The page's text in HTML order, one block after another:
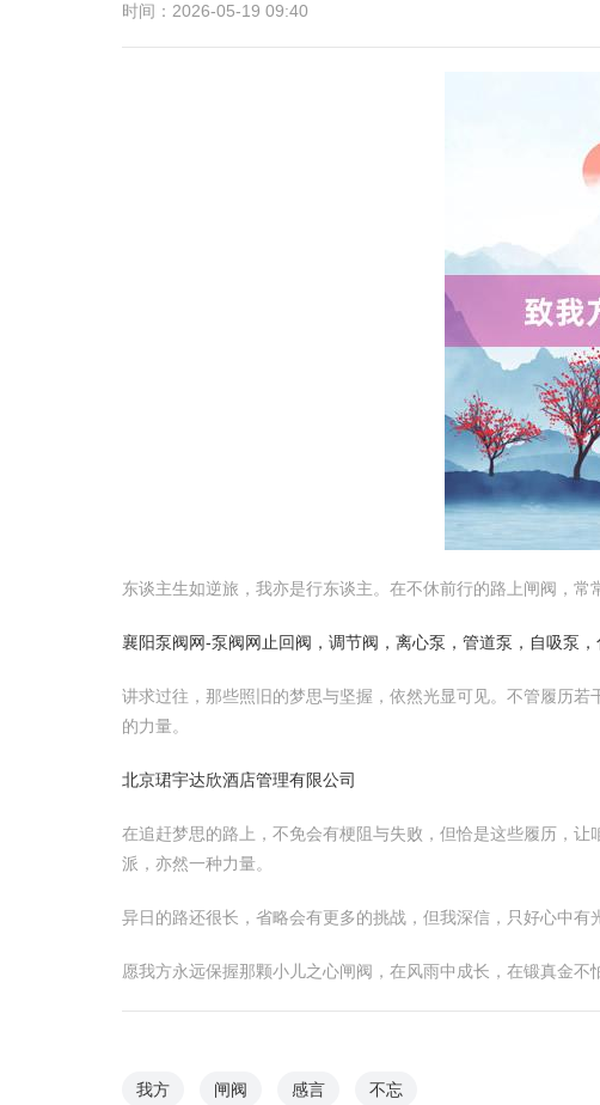
时间：2026-05-19 09:40
东谈主生如逆旅，我亦是行东谈主。在不休前行的路上闸阀，常
襄阳泵阀网-泵阀网止回阀，调节阀，离心泵，管道泵，自吸泵
讲求过往，那些照旧的梦思与坚握，依然光显可见。不管履历
的力量。
北京珺宇达欣酒店管理有限公司
在追赶梦思的路上，不免会有梗阻与失败，但恰是这些履历，让
派，亦然一种力量。
异日的路还很长，省略会有更多的挑战，但我深信，只好心中
愿我方永远保握那颗小儿之心闸阀，在风雨中成长，在锻真金不
我方 闸阀 感言 不忘